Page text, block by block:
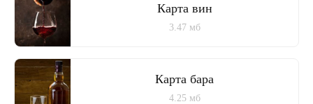
Карта вин
3.47 мб
Карта бара
4.25 мб